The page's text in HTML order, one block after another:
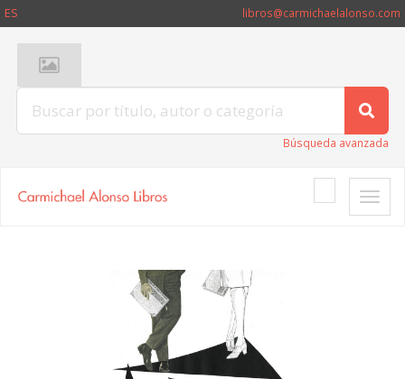
ES libros@carmichaelalonso.com
Búsqueda avanzada
Toggle